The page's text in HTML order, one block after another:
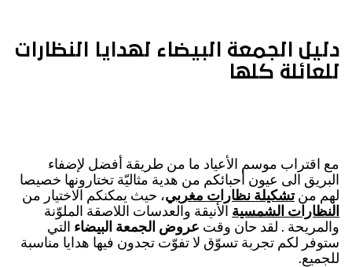
دليل الجمعة البيضاء لهدايا النظارات
للعائلة كلها
مع اقتراب موسم الأعياد ما من طريقة أفضل لإضفاء
البريق الى عيون أحبائكم من هدية مثاليّة تختارونها خصيصا
لهم منتشكيلة نظارات مغربي، حيث يمكنكم الاختيار من
النظارات الشمسية الأنيقة والعدسات اللاصقة الملوّنة
والمريحة . لقد حان وقت عروض الجمعة البيضاء التي
ستوفر لكم تجربة تسوّق لا تفوّت تجدون فيها هدايا مناسبة
للجميع.